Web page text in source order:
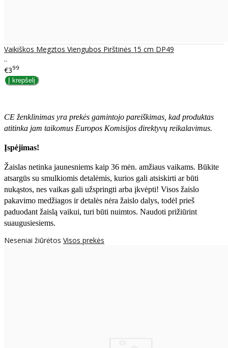
Vaikiškos Megztos Viengubos Pirštinės 15 cm DP49
..
€399
CE ženklinimas yra prekės gamintojo pareiškimas, kad produktas
atitinka jam taikomus Europos Komisijos direktyvų reikalavimus.
Įspėjimas!
Žaislas netinka jaunesniems kaip 36 mėn. amžiaus vaikams. Būkite
atsargūs su smulkiomis detalėmis, kurios gali atsiskirti ar būti
nukąstos, nes vaikas gali užspringti arba įkvėpti! Visos žaislо
pakavimo medžiagos ir detalės nėra žaislo dalys, todėl prieš
paduodant žaislą vaikui, turi būti nuimtos. Naudoti prižiūrint
suaugusiesiems.
Neseniai žiūrėtos Visos prekės